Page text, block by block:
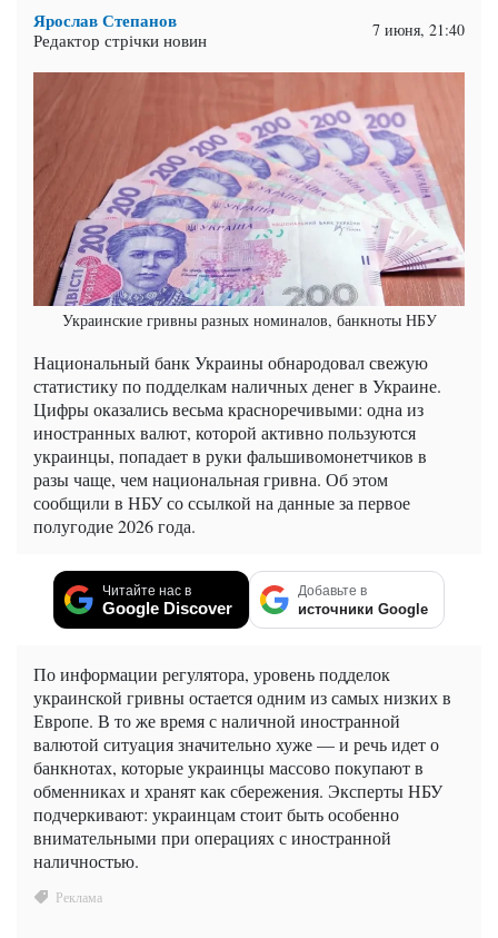
Ярослав Степанов
Редактор стрічки новин 7 июня, 21:40
Украинские гривны разных номиналов, банкноты НБУ
Национальный банк Украины обнародовал свежую
статистику по подделкам наличных денег в Украине.
Цифры оказались весьма красноречивыми: одна из
иностранных валют, которой активно пользуются
украинцы, попадает в руки фальшивомонетчиков в
разы чаще, чем национальная гривна. Об этом
сообщили в НБУ со ссылкой на данные за первое
полугодие 2026 года.
Читайте нас в
Google Discover
Добавьте в
источники Google
По информации регулятора, уровень подделок
украинской гривны остается одним из самых низких в
Европе. В то же время с наличной иностранной
валютой ситуация значительно хуже — и речь идет о
банкнотах, которые украинцы массово покупают в
обменниках и хранят как сбережения. Эксперты НБУ
подчеркивают: украинцам стоит быть особенно
внимательными при операциях с иностранной
наличностью.